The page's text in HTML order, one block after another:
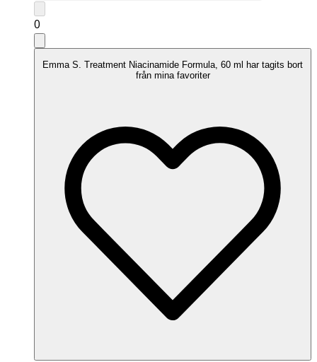
0
Emma S. Treatment Niacinamide Formula, 60 ml har tagits bort
från mina favoriter